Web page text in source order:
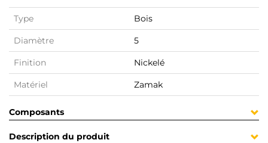
Type Bois
Diamètre 5
Finition Nickelé
Matériel Zamak
Composants
Description du produit